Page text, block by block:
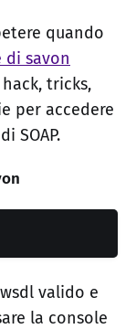
quando
savon
tricks,
per accedere
SOAP.
valido e
la console